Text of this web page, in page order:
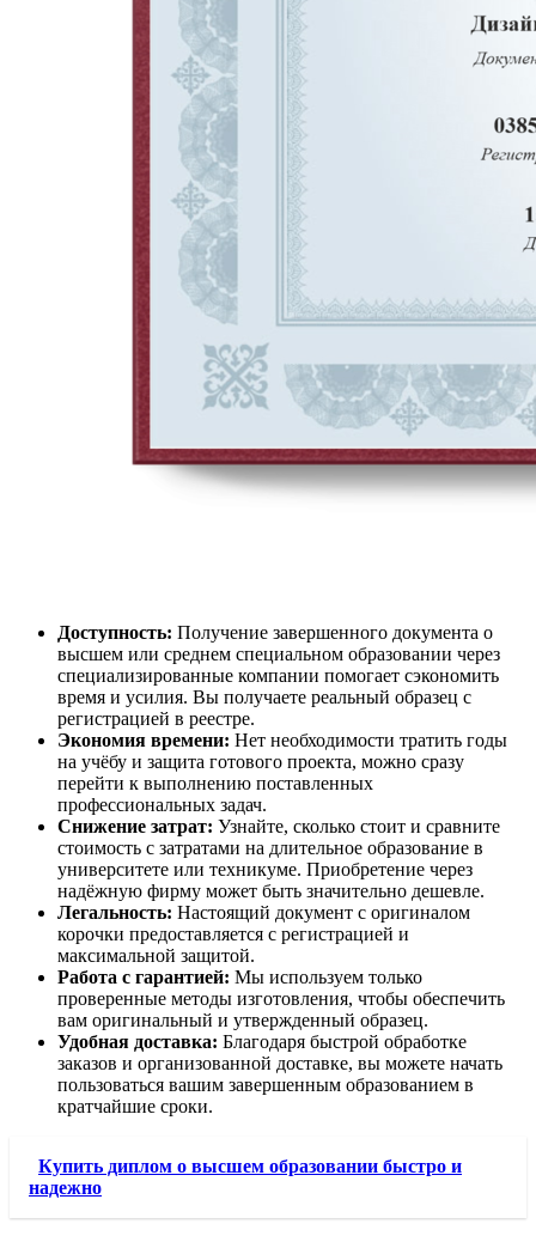
Доступность: Получение завершенного документа о
высшем или среднем специальном образовании через
специализированные компании помогает сэкономить
время и усилия. Вы получаете реальный образец с
регистрацией в реестре.
Экономия времени: Нет необходимости тратить годы
на учёбу и защита готового проекта, можно сразу
перейти к выполнению поставленных
профессиональных задач.
Снижение затрат: Узнайте, сколько стоит и сравните
стоимость с затратами на длительное образование в
университете или техникуме. Приобретение через
надёжную фирму может быть значительно дешевле.
Легальность: Настоящий документ с оригиналом
корочки предоставляется с регистрацией и
максимальной защитой.
Работа с гарантией: Мы используем только
проверенные методы изготовления, чтобы обеспечить
вам оригинальный и утвержденный образец.
Удобная доставка: Благодаря быстрой обработке
заказов и организованной доставке, вы можете начать
пользоваться вашим завершенным образованием в
кратчайшие сроки.
Купить диплом о высшем образовании быстро и
надежно